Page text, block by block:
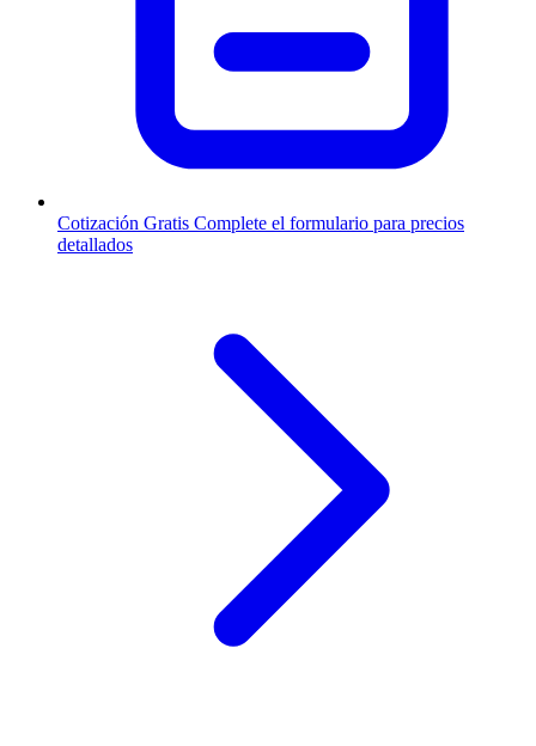
Cotización Gratis Complete el formulario para precios
detallados